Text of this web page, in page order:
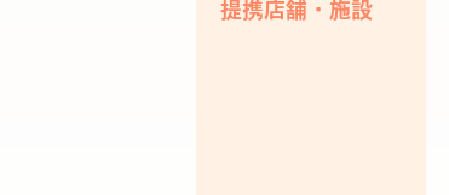
提携店舗・施設